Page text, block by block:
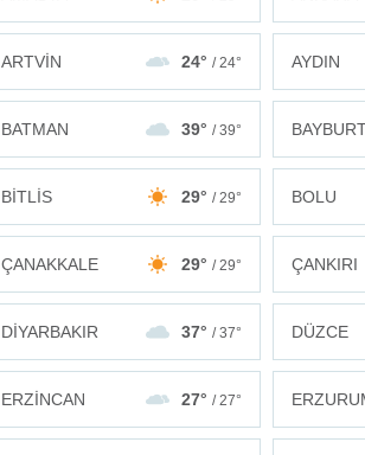
ARTVİN 24° / 24° AYDIN
BATMAN 39° / 39°
BİTLİS 29° / 29° BOLU
ÇANAKKALE 29° / 29° ÇANKIRI
DİYARBAKIR 37° / 37° DÜZCE
ERZİNCAN 27° / 27°